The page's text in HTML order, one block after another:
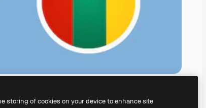
storing of cookies on your device to enhance site